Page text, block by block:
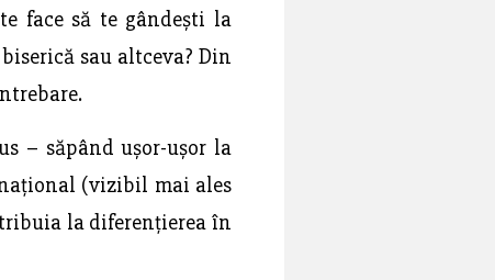
face să te gândești la
sau altceva? Din
– săpând ușor-ușor la
(vizibil mai ales
la diferențierea în